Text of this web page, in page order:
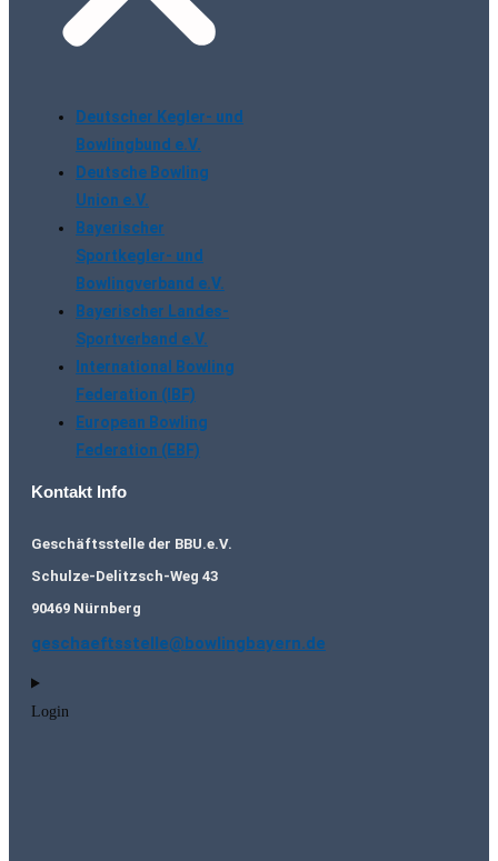
Deutscher Kegler- und
Bowlingbund e.V.
Deutsche Bowling
Union e.V.
Bayerischer
Sportkegler- und
Bowlingverband e.V.
Bayerischer Landes-
Sportverband e.V.
International Bowling
Federation (IBF)
European Bowling
Federation (EBF)
Kontakt Info
Geschäftsstelle der BBU.e.V.
Schulze-Delitzsch-Weg 43
90469 Nürnberg
geschaeftsstelle@bowlingbayern.de
Login